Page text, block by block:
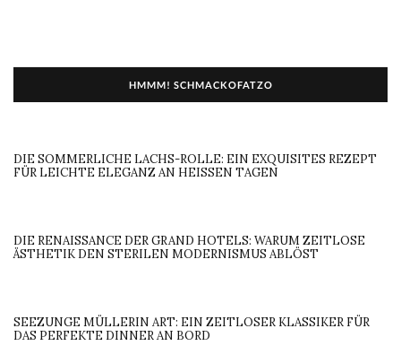
HMMM! SCHMACKOFATZO
DIE SOMMERLICHE LACHS-ROLLE: EIN EXQUISITES REZEPT
FÜR LEICHTE ELEGANZ AN HEISSEN TAGEN
DIE RENAISSANCE DER GRAND HOTELS: WARUM ZEITLOSE
ÄSTHETIK DEN STERILEN MODERNISMUS ABLÖST
SEEZUNGE MÜLLERIN ART: EIN ZEITLOSER KLASSIKER FÜR
DAS PERFEKTE DINNER AN BORD